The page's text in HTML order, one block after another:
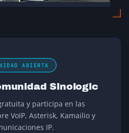
ABIERTA
Sinologic
y participa en las
VoIP, Asterisk, Kamailio y
IP.